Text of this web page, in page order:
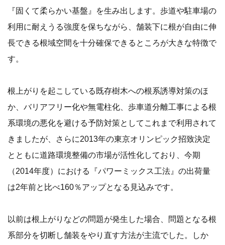
『固くて柔らかい基盤』を生み出します。歩道や駐車場の
利用に耐えうる強度を保ちながら、舗装下に根が自由に伸
長できる根域空間を十分確保できるところが大きな特徴で
す。
根上がりを起こしている既存樹木への根系誘導対策のほ
か、バリアフリー化や無電柱化、歩車道分離工事による根
系環境の悪化を避ける予防対策としてこれまで利用されて
きましたが、さらに2013年の東京オリンピック招致決定
とともに道路環境整備の市場が活性化しており、今期
（2014年度）における『パワーミックス工法』の出荷量
は2年前と比べ160％アップとなる見込みです。
以前は根上がりなどの問題が発生した場合、問題となる根
系部分を切断し舗装をやり直す方法が主流でした。しか